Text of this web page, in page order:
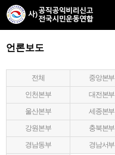
언론보도
전체 중앙본부
인천본부
대전본부
울산본부
세종본부
강원본부
충북본부
경남동부
경남서부